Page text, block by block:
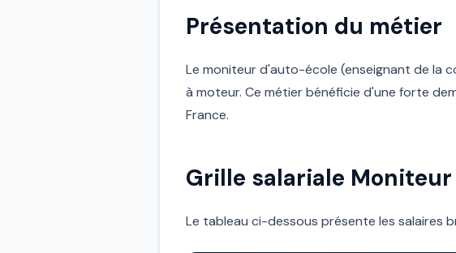
Présentation du métier
Le moniteur d'auto-école (enseignant de la
à moteur. Ce métier bénéficie d'une forte
France.
Grille salariale
Le tableau ci-dessous présente les salaires